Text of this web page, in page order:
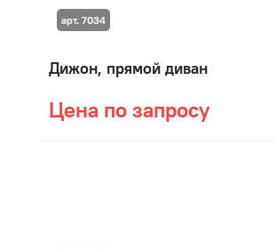
Дижон, прямой диван
Цена по запросу
арт. 7034